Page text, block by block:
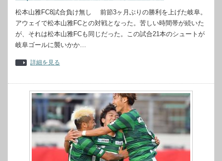
松本山雅FC8試合負け無し 前節3ヶ月ぶりの勝利を上げた岐阜。
アウェイで松本山雅FCとの対戦となった。苦しい時間帯が続いた
が、それは松本山雅FCも同じだった。この試合21本のシュートが
岐阜ゴールに襲いかか…
詳細を見る